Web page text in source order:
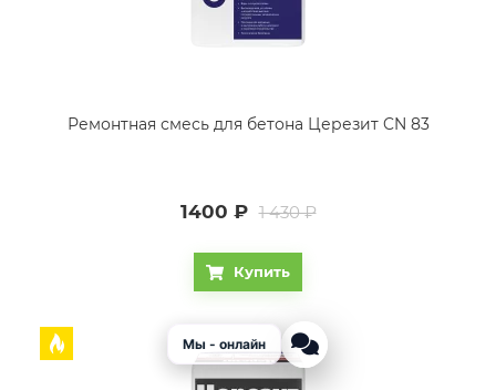
Ремонтная смесь для бетона Церезит CN 83
1400 ₽ 1 430 ₽
Купить